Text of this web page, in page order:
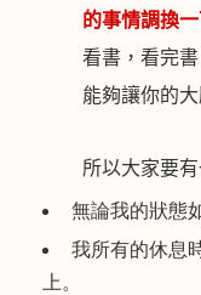
的事情調換
看書，看完
能夠讓你的
所以大家要
無論我的狀態
我所有的休息
上。